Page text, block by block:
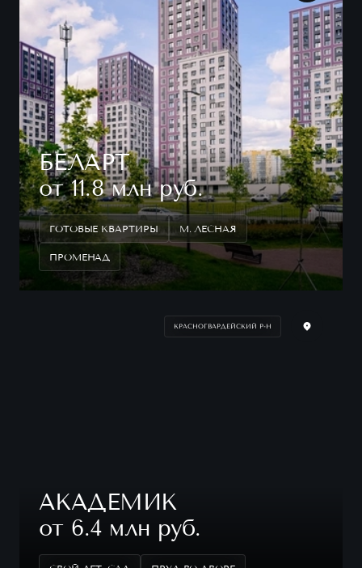
БЕЛАРТ
от 11.8 млн руб.
ГОТОВЫЕ КВАРТИРЫ М. ЛЕСНАЯ
ПРОМЕНАД
КРАСНОГВАРДЕЙСКИЙ Р-Н
АКАДЕМИК
от 6.4 млн руб.